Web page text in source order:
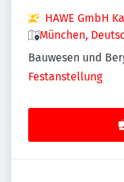
HAWE GmbH
München,
Bauwesen und
Festanstellung